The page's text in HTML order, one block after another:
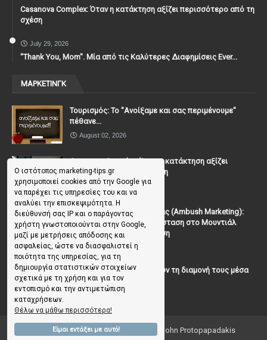
Ο ιστότοπος marketing-tips.gr
χρησιμοποιεί cookies από την Google για
να παρέχει τις υπηρεσίες του και να
αναλύει την επισκεψιμότητα. Η
διεύθυνσή σας IP και ο παράγοντας
χρήστη γνωστοποιούνται στην Google,
μαζί με μετρήσεις απόδοσης και
ασφαλείας, ώστε να διασφαλιστεί η
ποιότητα της υπηρεσίας, για τη
δημιουργία στατιστικών στοιχείων
σχετικά με τη χρήση και για τον
εντοπισμό και την αντιμετώπιση
καταχρήσεων.
Θέλω να μάθω περισσότερα!
Είμαι εντάξει με αυτό!
Casanova Complex: Όταν η κατάκτηση αξίζει περισσότερο από τη
σχέση
July 29, 2026
"Thank You, Mοm". Μία από τις Καλύτερες Διαφημίσεις Ever...
ΜΑΡΚΕΤΙΝΓΚ
Τουρισμός: Το "Ανοίξαμε και σας περιμένουμε"
πέθανε...
August 02, 2026
Casanova Complex: Όταν η κατάκτηση αξίζει
περισσότερο από τη σχέση
July 31, 2026
To Μάρκετινγκ της Ενέδρας (Ambush Marketing):
Πώς να κλέψεις την παράσταση στο Μουντιάλ
χωρίς (επίσημη) πρόσκληση
July 19, 2026
Γιατί οι επισκέπτες ξεχνούν τη διαμονή τους μέσα
σε 48 ώρες;
July 10, 2026
Copyright ©2026 Marketing Tips | by John Protopapadakis